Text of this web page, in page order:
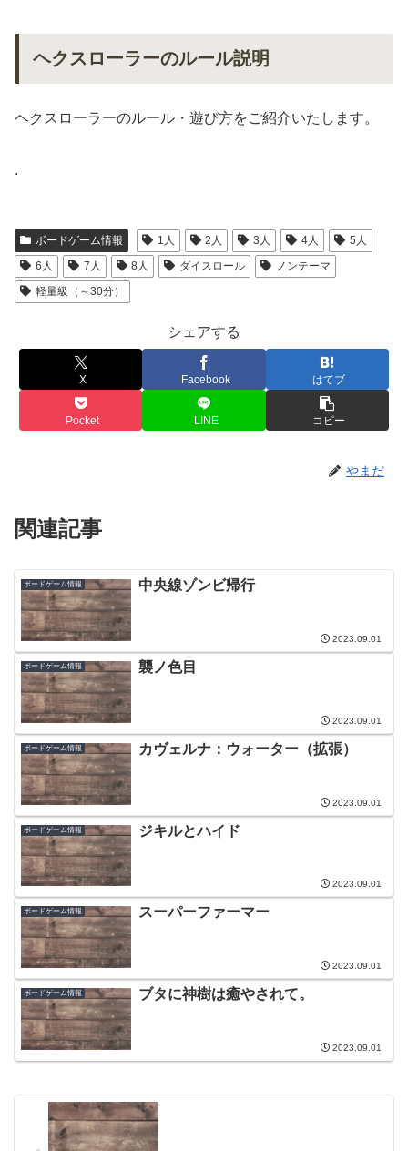
ヘクスローラーのルール説明
ヘクスローラーのルール・遊び方をご紹介いたします。
.
ボードゲーム情報 1人 2人 3人 4人
5人
6人
7人 8人 ダイスロール
ノンテーマ
軽量級（～30分）
シェアする
X Facebook はてブ
Pocket LINE コピー
やまだ
関連記事
ボードゲーム情報 中央線ゾンビ帰行
2023.09.01
ボードゲーム情報 襲ノ色目
2023.09.01
ボードゲーム情報 カヴェルナ：ウォーター（拡張）
2023.09.01
ボードゲーム情報 ジキルとハイド
2023.09.01
ボードゲーム情報 スーパーファーマー
2023.09.01
ボードゲーム情報 ブタに神樹は癒やされて。
2023.09.01